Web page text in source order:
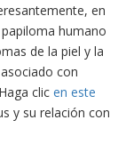
en
humano
de la piel y la
con
clic en este
y su relación con